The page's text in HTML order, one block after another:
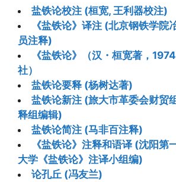
盐铁论校注 (桓宽, 王利器校注)
《盐铁论》译注 (北京钢铁学院
员注释)
《盐铁论》（汉・桓宽著，
社）
盐铁论要释 (杨树达著)
盐铁论新注 (旅大市革委会财贸
释组编辑)
盐铁论简注 (马非百注释)
《盐铁论》注释和语译 (沈阳第
大学《盐铁论》注译小组编)
论孔丘 (冯友兰)